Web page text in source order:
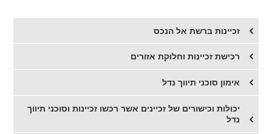
זכיינות ברשת אל הנכס
רכישת זכיינות וחלוקת אזורים
אימון סוכני תיווך נדל
יכולות וכישורים של זכיינים אשר רכשו זכיינות וסוכני תיווך
נדל